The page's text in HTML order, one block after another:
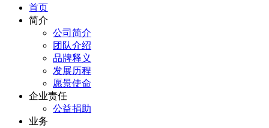
首页
简介
公司简介
团队介绍
品牌释义
发展历程
愿景使命
企业责任
公益捐助
业务